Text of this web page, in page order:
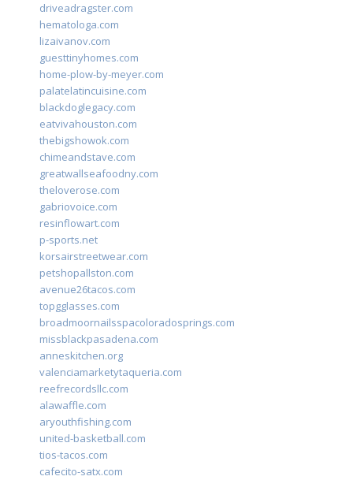
driveadragster.com
hematologa.com
lizaivanov.com
guesttinyhomes.com
home-plow-by-meyer.com
palatelatincuisine.com
blackdoglegacy.com
eatvivahouston.com
thebigshowok.com
chimeandstave.com
greatwallseafoodny.com
theloverose.com
gabriovoice.com
resinflowart.com
p-sports.net
korsairstreetwear.com
petshopallston.com
avenue26tacos.com
topgglasses.com
broadmoornailsspacoloradosprings.com
missblackpasadena.com
anneskitchen.org
valenciamarketytaqueria.com
reefrecordsllc.com
alawaffle.com
aryouthfishing.com
united-basketball.com
tios-tacos.com
cafecito-satx.com